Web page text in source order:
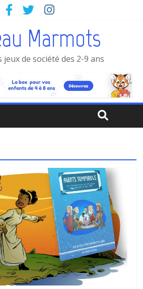
Marmots
de société des 2-9 ans